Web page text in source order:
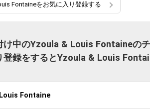
Fontaineをお気に入り登録する
け中のYzoula & Louis Fontaineのチ
登録をするとYzoula & Louis
Fontaine